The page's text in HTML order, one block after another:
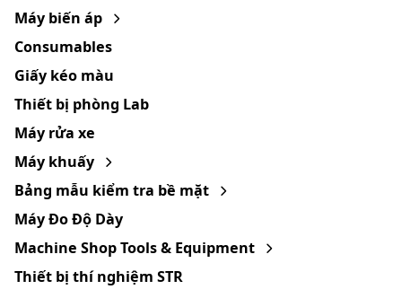
Máy biến áp
Consumables
Giấy kéo màu
Thiết bị phòng Lab
Máy rửa xe
Máy khuấy
Bảng mẫu kiểm tra bề mặt
Máy Đo Độ Dày
Machine Shop Tools & Equipment
Thiết bị thí nghiệm STR